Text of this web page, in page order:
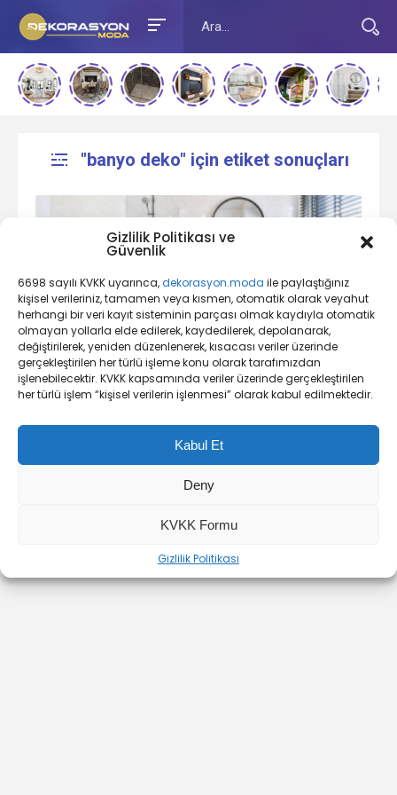
Gizlilik Politikası ve
Güvenlik
6698 sayılı KVKK uyarınca,dekorasyon.moda ile paylaştığınız
kişisel verileriniz, tamamen veya kısmen, otomatik olarak veyahut
herhangi bir veri kayıt sisteminin parçası olmak kaydıyla otomatik
olmayan yollarla elde edilerek, kaydedilerek, depolanarak,
değiştirilerek, yeniden düzenlenerek, kısacası veriler üzerinde
gerçekleştirilen her türlü işleme konu olarak tarafımızdan
işlenebilecektir. KVKK kapsamında veriler üzerinde gerçekleştirilen
her türlü işlem “kişisel verilerin işlenmesi” olarak kabul edilmektedir.
Kabul Et
Deny
KVKK Formu
Gizlilik Politikası
"banyo deko" için etiket sonuçları
Banyo Dekorasyon Nedir?
YOUTUBEINSTAGRAM